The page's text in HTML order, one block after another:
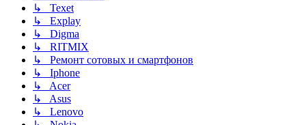
↳ Texet
↳ Explay
↳ Digma
↳ RITMIX
↳ Ремонт сотовых и смартфонов
↳ Iphone
↳ Acer
↳ Asus
↳ Lenovo